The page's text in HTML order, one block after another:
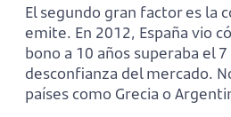
El segundo gran factor es la
emite. En 2012, España vio
bono a 10 años superaba el 7
desconfianza del mercado.
países como Grecia o